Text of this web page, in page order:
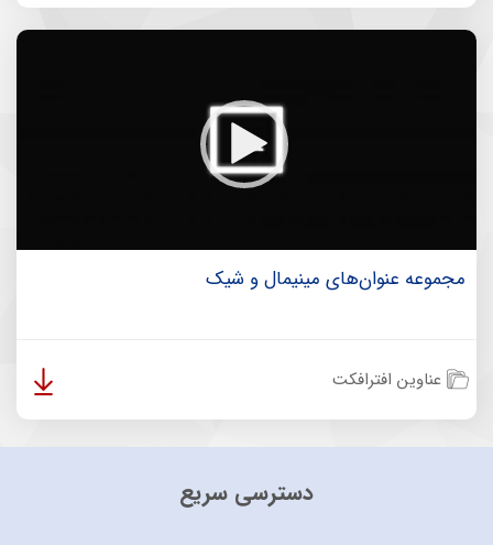
مجموعه عنوان‌های مینیمال و شیک
عناوین افترافکت
دسترسی سریع